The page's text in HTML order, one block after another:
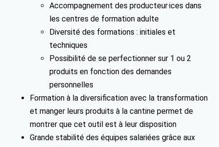
Accompagnement des producteur·ices dans
les centres de formation adulte
Diversité des formations : initiales et
techniques
Possibilité de se perfectionner sur 1 ou 2
produits en fonction des demandes
personnelles
Formation à la diversification avec la transformation
et manger leurs produits à la cantine permet de
montrer que cet outil est à leur disposition
Grande stabilité des équipes salariées grâce aux